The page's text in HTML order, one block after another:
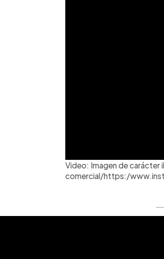
Video: Imagen de carácter
comercial/https:/